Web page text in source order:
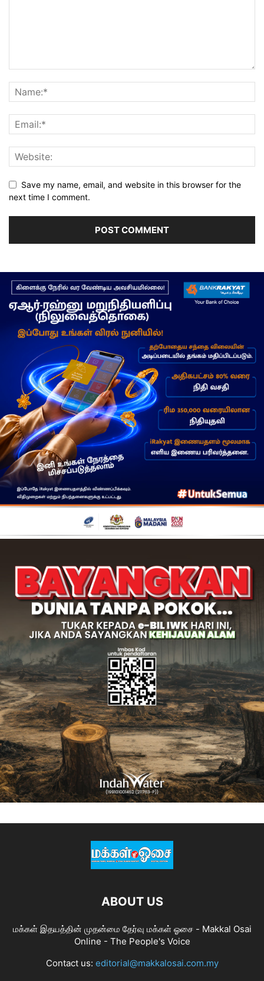
Save my name, email, and website in this browser for the
next time I comment.
ABOUT US
மக்கள் இதயத்தின் முதன்மை தேர்வு மக்கள் ஓசை - Makkal Osai
Online - The People's Voice
Contact us: editorial@makkalosai.com.my